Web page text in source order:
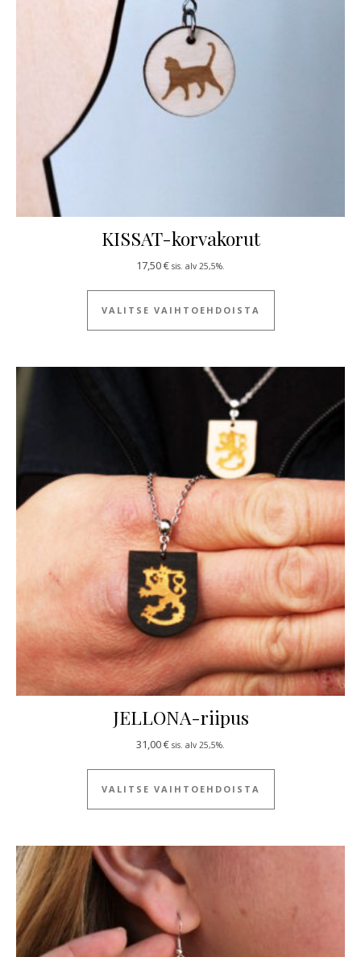
KISSAT-korvakorut
17,50€ sis. alv 25,5%.
VALITSE VAIHTOEHDOISTA
Tällä tuotteella
JELLONA-riipus
31,00€ sis. alv 25,5%.
VALITSE VAIHTOEHDOISTA
Tällä tuotteella